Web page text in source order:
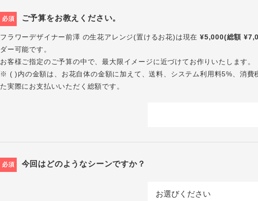
必須 ご予算をお教えください。
フラワーデザイナー前澤 の生花アレンジ(置けるお花)は現在 ¥5,000(総額
ダー可能です。
お客様ご指定のご予算の中で、最大限イメージに近づけてお作りいたします。
※ ( )内の金額は、お花自体の金額に加えて、送料、システム利用料5%、消費
た実際にお支払いいただく総額です。
必須 今回はどのようなシーンですか？